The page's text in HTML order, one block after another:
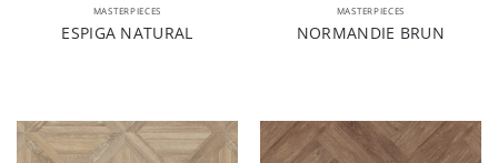
MASTERPIECES
ESPIGA NATURAL
MASTERPIECES
NORMANDIE BRUN